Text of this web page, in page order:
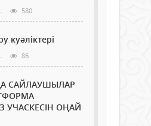
580
куәліктері
86
САЙЛАУШЫЛАР
УЧАСКЕСІН ОҢАЙ